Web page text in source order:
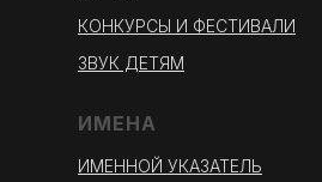
КОНКУРСЫ И ФЕСТИВАЛИ
ЗВУК ДЕТЯМ
ИМЕНА
ИМЕННОЙ УКАЗАТЕЛЬ